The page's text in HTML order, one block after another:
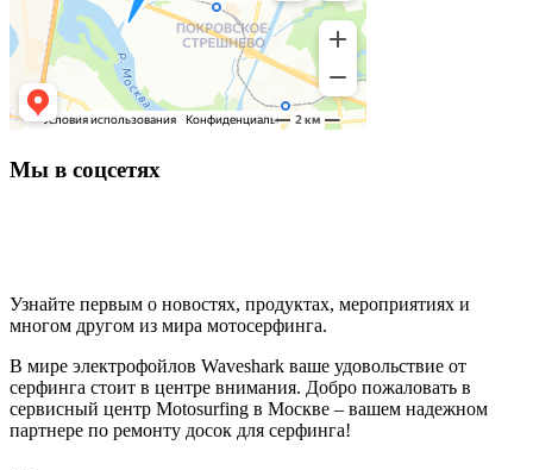
Мы в соцсетях
Узнайте первым о новостях, продуктах, мероприятиях и
многом другом из мира мотосерфинга.
В мире электрофойлов Waveshark ваше удовольствие от
серфинга стоит в центре внимания. Добро пожаловать в
сервисный центр Motosurfing в Москве – вашем надежном
партнере по ремонту досок для серфинга!